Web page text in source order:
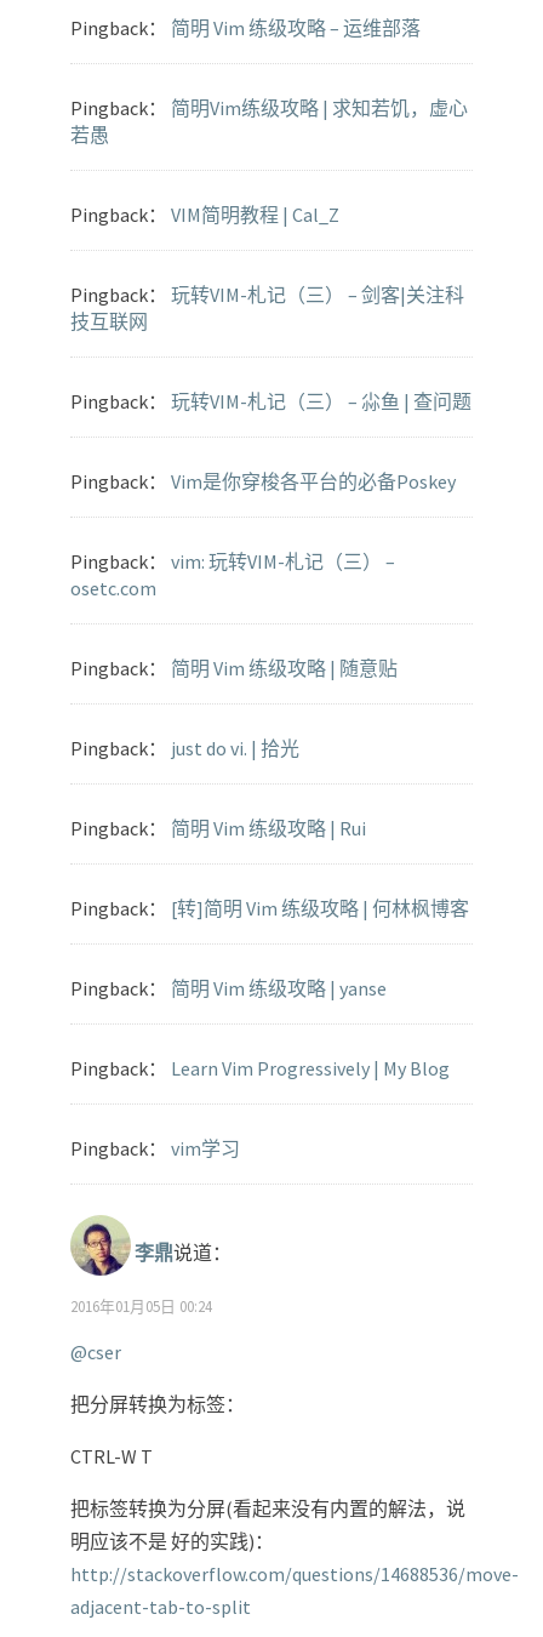
Pingback： 简明 Vim 练级攻略 – 运维部落
Pingback： 简明Vim练级攻略 | 求知若饥，虚心
若愚
Pingback： VIM简明教程 | Cal_Z
Pingback： 玩转VIM-札记（三） – 剑客|关注科
技互联网
Pingback： 玩转VIM-札记（三） – 尛鱼 | 查问题
Pingback： Vim是你穿梭各平台的必备Poskey
Pingback： vim: 玩转VIM-札记（三） –
osetc.com
Pingback： 简明 Vim 练级攻略 | 随意贴
Pingback： just do vi. | 拾光
Pingback： 简明 Vim 练级攻略 | Rui
Pingback： [转]简明 Vim 练级攻略 | 何林枫博客
Pingback： 简明 Vim 练级攻略 | yanse
Pingback： Learn Vim Progressively | My Blog
Pingback： vim学习
李鼎说道：
2016年01月05日 00:24
@cser
把分屏转换为标签：
CTRL-W T
把标签转换为分屏(看起来没有内置的解法，说
明应该不是 好的实践)：
http://stackoverflow.com/questions/14688536/move-
adjacent-tab-to-split